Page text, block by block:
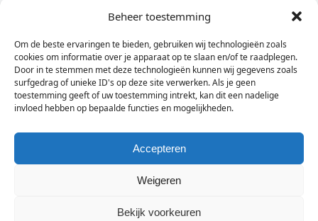
Beheer toestemming
Om de beste ervaringen te bieden, gebruiken wij technologieën zoals
cookies om informatie over je apparaat op te slaan en/of te raadplegen.
Door in te stemmen met deze technologieën kunnen wij gegevens zoals
surfgedrag of unieke ID's op deze site verwerken. Als je geen
toestemming geeft of uw toestemming intrekt, kan dit een nadelige
invloed hebben op bepaalde functies en mogelijkheden.
Accepteren
Weigeren
Bekijk voorkeuren
Dagelijks het laatste nieuws in je e-mail?
Vul
hier
je
e-
mailadres
in
Sign Up